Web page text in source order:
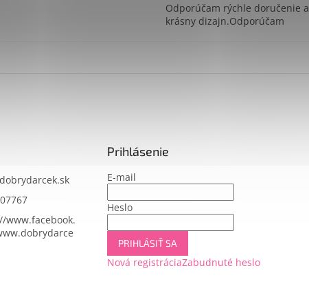
Odporúčam rýchle doručenie a
krásny dizajn.Odporúčam
dobrydarcek.sk
www.facebook.
Prihlásenie
E-mail
Heslo
PRIHLÁSIŤ SA
Nová registráciaZabudnuté heslo